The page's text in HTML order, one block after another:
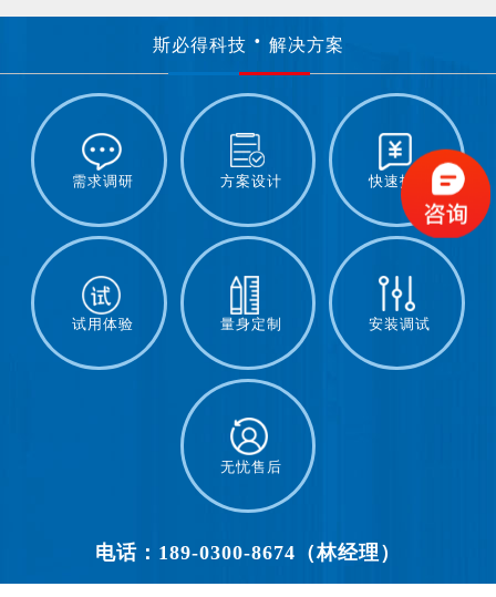
斯必得科技 解决方案
需求调研 方案设计 快速报价
试用体验 量身定制 安装调试
无忧售后
电话：189-0300-8674（林经理）